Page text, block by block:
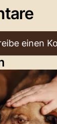
einen